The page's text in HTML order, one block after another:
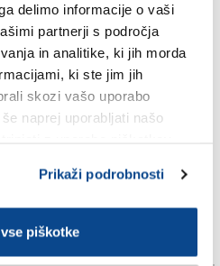
delimo informacije o vaši
partnerji s področja
in analitike, ki jih morda
ki ste jim jih
skozi vašo uporabo
naprej uporabljati našo
Prikaži podrobnosti
piškotke
2020 razglasila izredno
javno zdravje
11. marca tega leta
covida označil za
države zavedle nevarnosti.